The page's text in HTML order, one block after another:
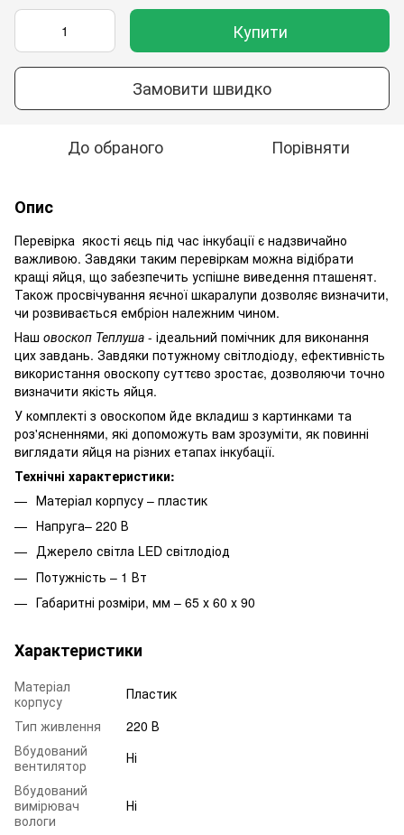
Купити
Замовити швидко
До обраного Порівняти
Опис
Перевірка якості яєць під час інкубації є надзвичайно
важливою. Завдяки таким перевіркам можна відібрати
кращі яйця, що забезпечить успішне виведення пташенят.
Також просвічування яєчної шкаралупи дозволяє визначити,
чи розвивається ембріон належним чином.
Наш овоскоп Теплуша - ідеальний помічник для виконання
цих завдань. Завдяки потужному світлодіоду, ефективність
використання овоскопу суттєво зростає, дозволяючи точно
визначити якість яйця.
У комплекті з овоскопом йде вкладиш з картинками та
роз'ясненнями, які допоможуть вам зрозуміти, як повинні
виглядати яйця на різних етапах інкубації.
Технічні характеристики:
Матеріал корпусу – пластик
Напруга– 220 В
Джерело світла LED світлодіод
Потужність – 1 Вт
Габаритні розміри, мм – 65 х 60 х 90
Характеристики
Матеріал
корпусу
Пластик
Тип живлення
220 В
Вбудований
вентилятор
Ні
Вбудований
вимірювач
вологи
Ні